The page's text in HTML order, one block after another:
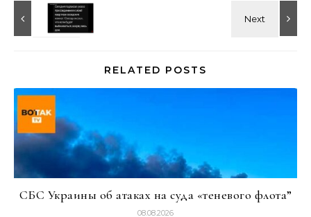
RELATED POSTS
СБС Украины об атаках на суда «теневого флота”
08.08.2026